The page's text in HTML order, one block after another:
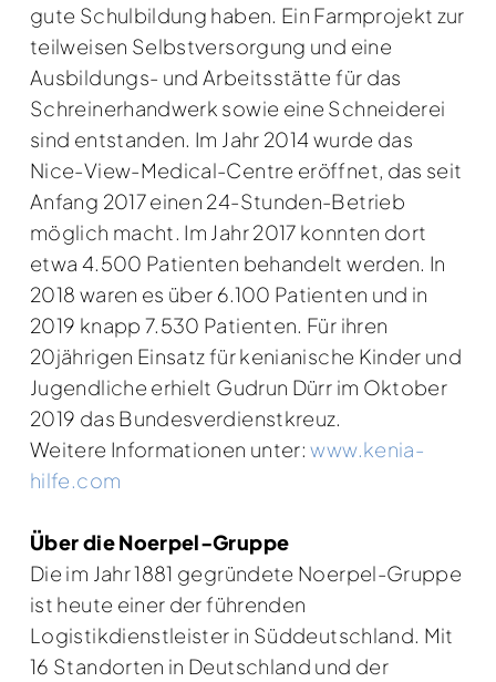
gute Schulbildung haben. Ein Farmprojekt zur
teilweisen Selbstversorgung und eine
Ausbildungs- und Arbeitsstätte für das
Schreinerhandwerk sowie eine Schneiderei
sind entstanden. Im Jahr 2014 wurde das
Nice-View-Medical-Centre eröffnet, das seit
Anfang 2017 einen 24-Stunden-Betrieb
möglich macht. Im Jahr 2017 konnten dort
etwa 4.500 Patienten behandelt werden. In
2018 waren es über 6.100 Patienten und in
2019 knapp 7.530 Patienten. Für ihren
20jährigen Einsatz für kenianische Kinder und
Jugendliche erhielt Gudrun Dürr im Oktober
2019 das Bundesverdienstkreuz.
Weitere Informationen unter: www.kenia-
hilfe.com
Über die Noerpel-Gruppe
Die im Jahr 1881 gegründete Noerpel-Gruppe
ist heute einer der führenden
Logistikdienstleister in Süddeutschland. Mit
16 Standorten in Deutschland und der